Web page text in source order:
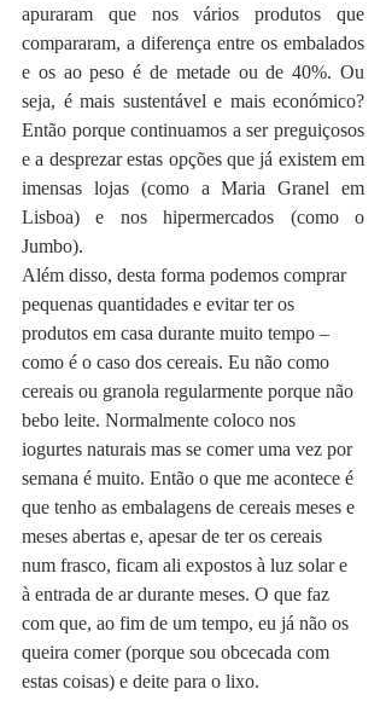
apuraram que nos vários produtos que
compararam, a diferença entre os embalados
e os ao peso é de metade ou de 40%. Ou
seja, é mais sustentável e mais económico?
Então porque continuamos a ser preguiçosos
e a desprezar estas opções que já existem em
imensas lojas (como a Maria Granel em
Lisboa) e nos hipermercados (como o
Jumbo).
Além disso, desta forma podemos comprar
pequenas quantidades e evitar ter os
produtos em casa durante muito tempo –
como é o caso dos cereais. Eu não como
cereais ou granola regularmente porque não
bebo leite. Normalmente coloco nos
iogurtes naturais mas se comer uma vez por
semana é muito. Então o que me acontece é
que tenho as embalagens de cereais meses e
meses abertas e, apesar de ter os cereais
num frasco, ficam ali expostos à luz solar e
à entrada de ar durante meses. O que faz
com que, ao fim de um tempo, eu já não os
queira comer (porque sou obcecada com
estas coisas) e deite para o lixo.